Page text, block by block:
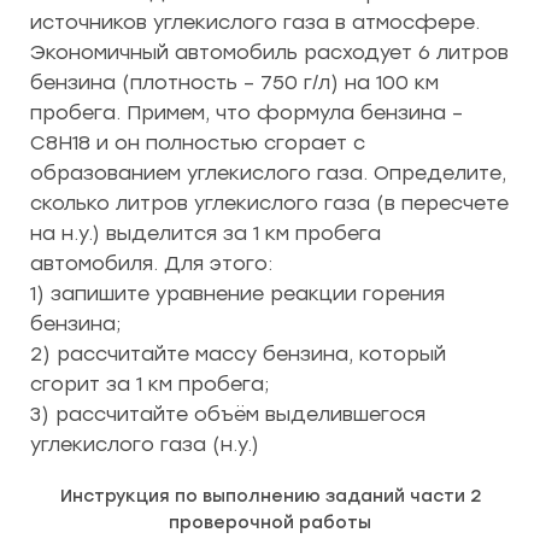
источников углекислого газа в атмосфере.
Экономичный автомобиль расходует 6 литров
бензина (плотность – 750 г/л) на 100 км
пробега. Примем, что формула бензина –
C8H18 и он полностью сгорает с
образованием углекислого газа. Определите,
сколько литров углекислого газа (в пересчете
на н.у.) выделится за 1 км пробега
автомобиля. Для этого:
1) запишите уравнение реакции горения
бензина;
2) рассчитайте массу бензина, который
сгорит за 1 км пробега;
3) рассчитайте объём выделившегося
углекислого газа (н.у.)
Инструкция по выполнению заданий части 2
проверочной работы